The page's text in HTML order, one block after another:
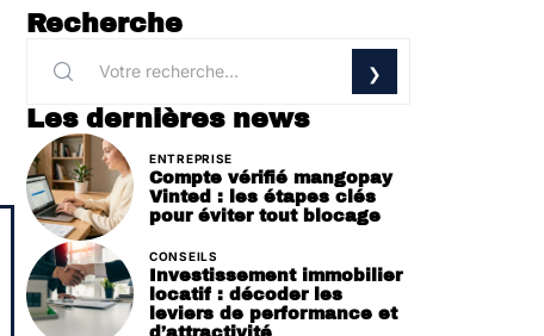
Recherche
Les dernières news
ENTREPRISE
Compte vérifié mangopay
Vinted : les étapes clés
pour éviter tout blocage
CONSEILS
Investissement immobilier
locatif : décoder les
leviers de performance et
d’attractivité